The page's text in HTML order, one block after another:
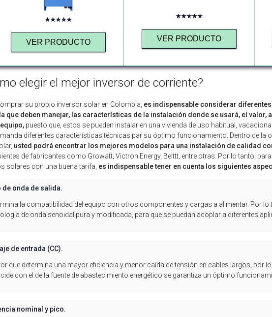
★★★★★
VER PRODUCTO
★★★★★
VER PRODUCTO
elegir el mejor inversor de corriente?
su propio inversor solar en Colombia, es indispensable considerar
que deben manejar, las características de la instalación donde se usará, el valor,
puesto que, estos se pueden instalar en una vivienda de uso habitual,
diferentes características técnicas par su óptimo funcionamiento. Dentro de la
usted podrá encontrar los mejores modelos para una instalación de calidad
de fabricantes como Growatt, Victron Energy, Belttt, entre otras. Por lo tanto,
solares con una buena tarifa, es indispensable tener en cuenta los siguientes
de onda de salida.
la compatibilidad del equipo con otros componentes y cargas a alimentar. Por
de onda senoidal pura y modificada, para que se puedan acoplar a diferentes
de entrada (CC).
que determina una mayor eficiencia y menor caída de tensión en cables largos, por
con el de la fuente de abastecimiento energético se garantiza un óptimo
nominal y pico.